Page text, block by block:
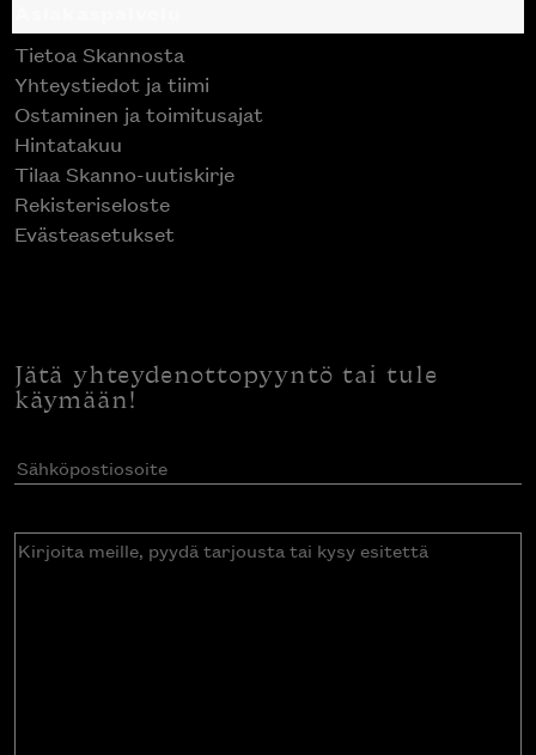
Tietoa Skannosta
Yhteystiedot ja tiimi
Ostaminen ja toimitusajat
Hintatakuu
Tilaa Skanno-uutiskirje
Rekisteriseloste
Evästeasetukset
Jätä yhteydenottopyyntö tai tule
käymään!
Sähköpostiosoite(Pakollinen)
Kirjoita